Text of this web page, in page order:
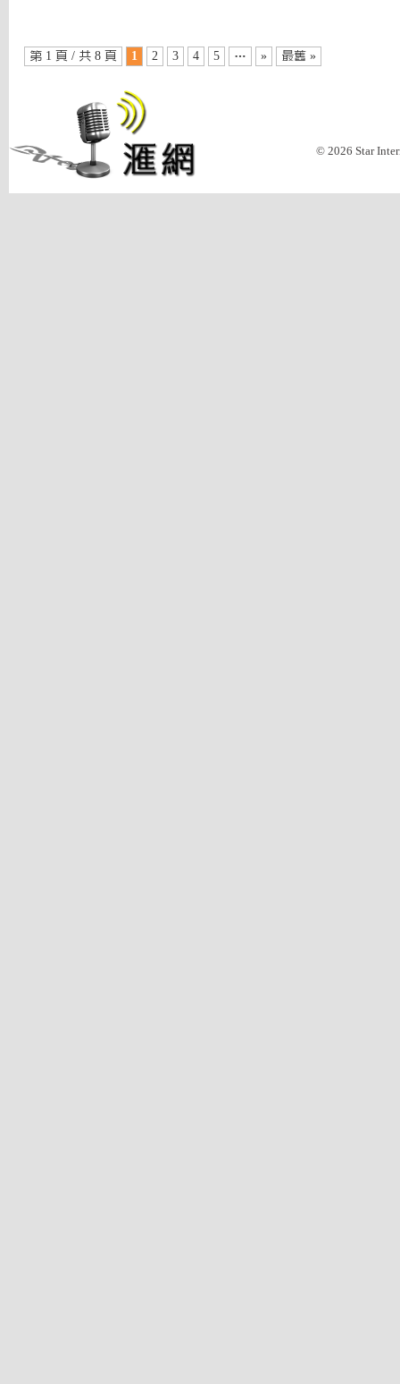
第 1 頁 / 共 8 頁 1 2 3 4 5 … » 最舊 »
© 2026 Star